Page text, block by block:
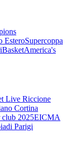
EsteroSupercoppa
BasketAmerica's
Live Riccione
Cortina
club 2025EICMA
Parigi